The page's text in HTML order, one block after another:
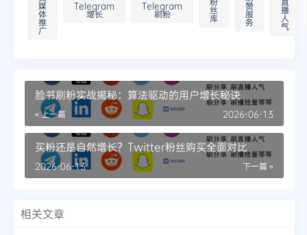
媒
体
推
广
Telegram
增长
Telegram
刷粉 丝
库
赞
服
务
播
人
气
脸书刷粉实战揭秘：算法驱动的用户增长秘诀
« 上一篇 2026-06-13
买粉还是自然增长？Twitter粉丝购买全面对比
下一篇 »
2026-06-13
相关文章